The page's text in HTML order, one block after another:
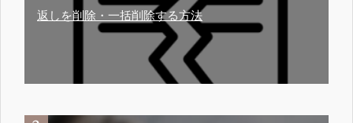
返しを削除・一括削除する方法